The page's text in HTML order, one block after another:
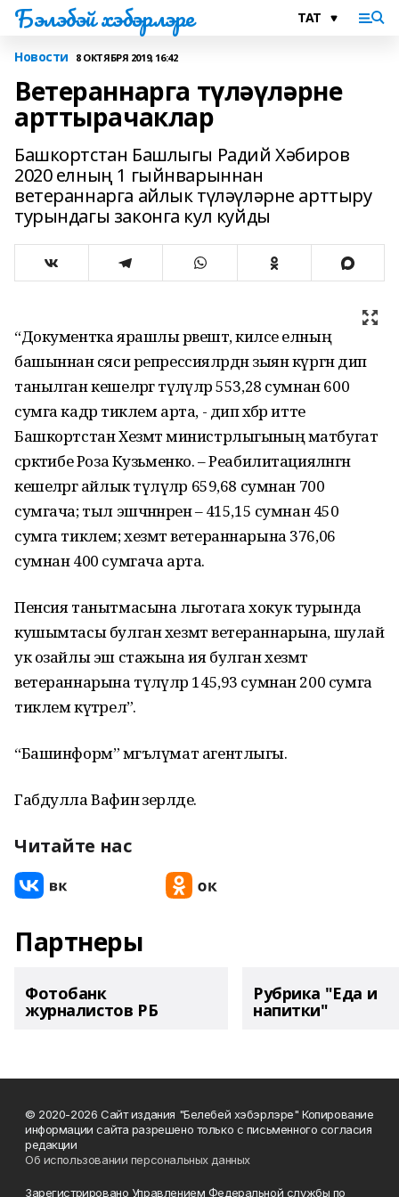
Бэлэбэй хэбэрлэре
Новости 8 ОКТЯБРЯ 2019, 16:42
Ветераннарга түләүләрне
арттырачаклар
Башкортстан Башлыгы Радий Хәбиров
2020 елның 1 гыйнварыннан
ветераннарга айлык түләүләрне арттыру
турындагы законга кул куйды
“Документка ярашлы рәвештә, киләсе елның
башыннан сәяси репрессияләрдән зыян күргән дип
танылган кешеләргә түләүләр 553,28 сумнан 600
сумга кадәр тиклем арта, - дип хәбәр итте
Башкортстан Хезмәт министрлыгының матбугат
сәркәтибе Роза Кузьменко. – Реабилитацияләнгән
кешеләргә айлык түләүләр 659,68 сумнан 700
сумгача; тыл эшчәннәренә – 415,15 сумнан 450
сумга тиклем; хезмәт ветераннарына 376,06
сумнан 400 сумгача арта.
Пенсия танытмасына льготага хокук турында
кушымтасы булган хезмәт ветераннарына, шулай
ук озайлы эш стажына ия булган хезмәт
ветераннарына түләүләр 145,93 сумнан 200 сумга
тиклем күтәрелә”.
“Башинформ” мәгълүмат агентлыгы.
Габдулла Вафин әзерләде.
Читайте нас
Партнеры
Фотобанк
журналистов РБ
Рубрика "Еда и
напитки"
© 2020-2026 Сайт издания "Белебей хэбэрлэре" Копирование
информации сайта разрешено только с письменного согласия
редакции
Об использовании персональных данных
Зарегистрировано Управлением Федеральной службы по